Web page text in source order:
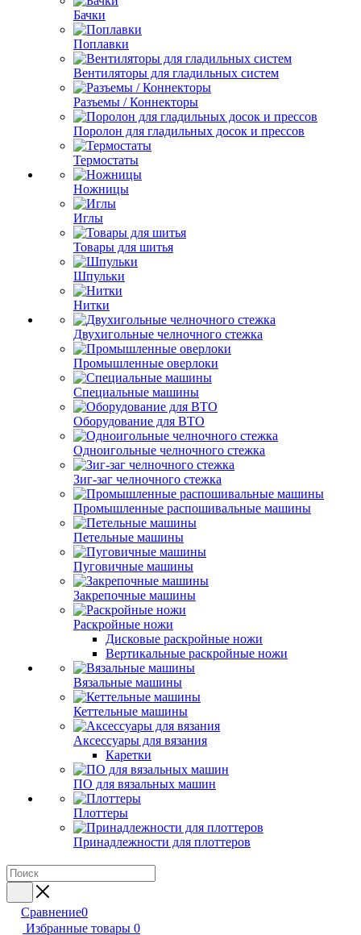
Бачки
Поплавки
Вентиляторы для гладильных систем
Разъемы / Коннекторы
Поролон для гладильных досок и прессов
Термостаты
Ножницы
Иглы
Товары для шитья
Шпульки
Нитки
Двухигольные челночного стежка
Промышленные оверлоки
Специальные машины
Оборудование для ВТО
Одноигольные челночного стежка
Зиг-заг челночного стежка
Промышленные распошивальные машины
Петельные машины
Пуговичные машины
Закрепочные машины
Раскройные ножи
Дисковые раскройные ножи
Вертикальные раскройные ножи
Вязальные машины
Кеттельные машины
Аксессуары для вязания
Каретки
ПО для вязальных машин
Плоттеры
Принадлежности для плоттеров
Сравнение0
Избранные товары 0